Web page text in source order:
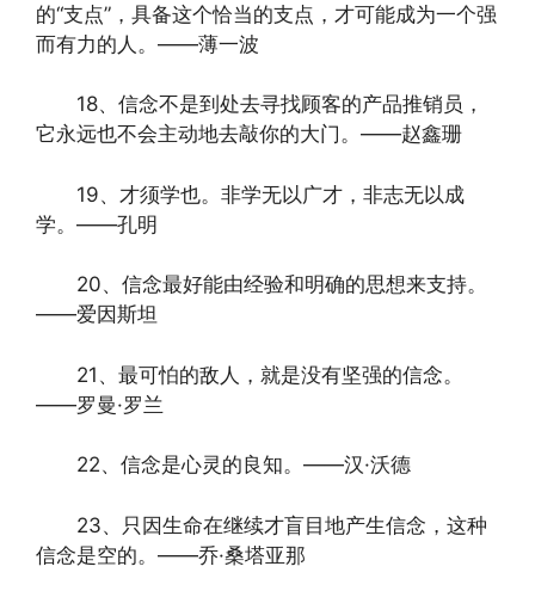
的“支点”，具备这个恰当的支点，才可能成为一个强
而有力的人。——薄一波
18、信念不是到处去寻找顾客的产品推销员，
它永远也不会主动地去敲你的大门。——赵鑫珊
19、才须学也。非学无以广才，非志无以成
学。——孔明
20、信念最好能由经验和明确的思想来支持。
——爱因斯坦
21、最可怕的敌人，就是没有坚强的信念。
——罗曼·罗兰
22、信念是心灵的良知。——汉·沃德
23、只因生命在继续才盲目地产生信念，这种
信念是空的。——乔·桑塔亚那